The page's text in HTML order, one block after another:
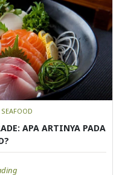
APA ARTINYA PADA